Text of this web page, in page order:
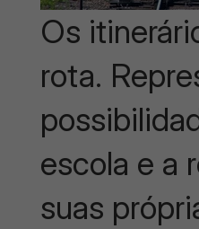
Os
rota.
escola e a
suas